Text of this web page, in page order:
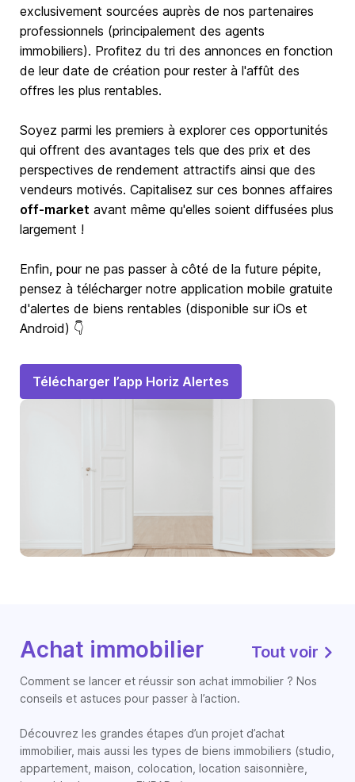
exclusivement sourcées auprès de nos partenaires
professionnels (principalement des agents
immobiliers). Profitez du tri des annonces en fonction
de leur date de création pour rester à l'affût des
offres les plus rentables.
Soyez parmi les premiers à explorer ces opportunités
qui offrent des avantages tels que des prix et des
perspectives de rendement attractifs ainsi que des
vendeurs motivés. Capitalisez sur ces bonnes affaires
off-market avant même qu'elles soient diffusées plus
largement !
Enfin, pour ne pas passer à côté de la future pépite,
pensez à télécharger notre application mobile gratuite
d'alertes de biens rentables (disponible sur iOs et
Android) 👇
Télécharger l’app Horiz Alertes
Achat immobilier Tout voir
Comment se lancer et réussir son achat immobilier ? Nos
conseils et astuces pour passer à l’action.
Découvrez les grandes étapes d’un projet d’achat
immobilier, mais aussi les types de biens immobiliers (studio,
appartement, maison, colocation, location saisonnière,